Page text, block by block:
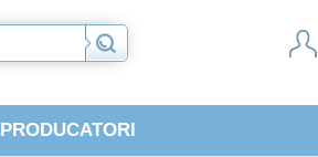
PRODUCATORI